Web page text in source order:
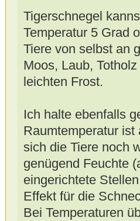
Tigerschnegel
Temperatur 5 Grad
Tiere von selbst an
Moos, Laub,
leichten Frost.
Ich halte ebenfalls
Raumtemperatur
sich die Tiere noch
genügend Feuchte
eingerichtete
Effekt für die
Bei Temperaturen